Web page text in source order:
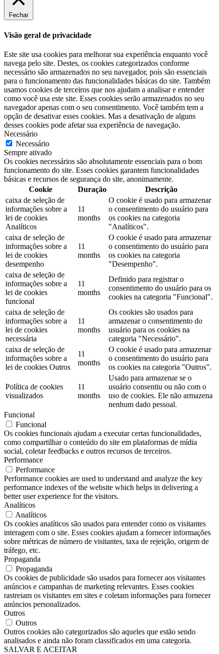
Fechar
Visão geral de privacidade
Este site usa cookies para melhorar sua experiência enquanto você
navega pelo site. Destes, os cookies categorizados conforme
necessário são armazenados no seu navegador, pois são essenciais
para o funcionamento das funcionalidades básicas do site. Também
usamos cookies de terceiros que nos ajudam a analisar e entender
como você usa este site. Esses cookies serão armazenados no seu
navegador apenas com o seu consentimento. Você também tem a
opção de desativar esses cookies. Mas a desativação de alguns
desses cookies pode afetar sua experiência de navegação.
Necessário
Necessário
Sempre ativado
Os cookies necessários são absolutamente essenciais para o bom
funcionamento do site. Esses cookies garantem funcionalidades
básicas e recursos de segurança do site, anonimamente.
Cookie
Duração
Descrição
caixa de seleção de
informações sobre a
lei de cookies
Analíticos
11
months
O cookie é usado para armazenar
o consentimento do usuário para
os cookies na categoria
"Analíticos".
caixa de seleção de
informações sobre a
lei de cookies
desempenho
11
months
O cookie é usado para armazenar
o consentimento do usuário para
os cookies na categoria
"Desempenho".
caixa de seleção de
informações sobre a
lei de cookies
funcional
11
months
Definido para registrar o
consentimento do usuário para os
cookies na categoria "Funcional".
caixa de seleção de
informações sobre a
lei de cookies
necessária
11
months
Os cookies são usados ​​para
armazenar o consentimento do
usuário para os cookies na
categoria "Necessário".
caixa de seleção de
informações sobre a
lei de cookies Outros
11
months
O cookie é usado para armazenar
o consentimento do usuário para
os cookies na categoria "Outros".
Política de cookies
visualizados
11
months
Usado para armazenar se o
usuário consentiu ou não com o
uso de cookies. Ele não armazena
nenhum dado pessoal.
Funcional
Funcional
Os cookies funcionais ajudam a executar certas funcionalidades,
como compartilhar o conteúdo do site em plataformas de mídia
social, coletar feedbacks e outros recursos de terceiros.
Performance
Performance
Performance cookies are used to understand and analyze the key
performance indexes of the website which helps in delivering a
better user experience for the visitors.
Analíticos
Analíticos
Os cookies analíticos são usados ​​para entender como os visitantes
interagem com o site. Esses cookies ajudam a fornecer informações
sobre métricas de número de visitantes, taxa de rejeição, origem de
tráfego, etc.
Propaganda
Propaganda
Os cookies de publicidade são usados ​​para fornecer aos visitantes
anúncios e campanhas de marketing relevantes. Esses cookies
rastreiam os visitantes em sites e coletam informações para fornecer
anúncios personalizados.
Outros
Outros
Outros cookies não categorizados são aqueles que estão sendo
analisados ​​e ainda não foram classificados em uma categoria.
SALVAR E ACEITAR